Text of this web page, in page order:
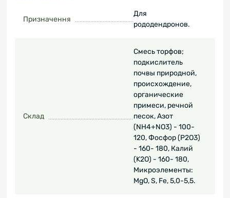
Призначення
Для
рододендронов.
Склад
Смесь торфов;
подкислитель
почвы природной,
происхождение,
органические
примеси, речной
песок, Азот
(NH4+NO3) - 100-
120, Фосфор (P2O3)
- 160- 180, Калий
(K2O) - 160- 180,
Микроэлементы:
MgO, S, Fe, 5,0-5,5.